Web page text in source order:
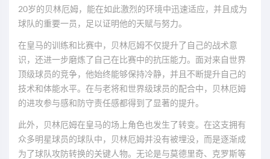
20岁的贝林厄姆，能在如此激烈的环境中迅速适应，并且成为
球队的重要一员，足以证明他的天赋与努力。
在皇马的训练和比赛中，贝林厄姆不仅提升了自己的战术意
识，还进一步磨炼了自己在比赛中的抗压能力。面对来自世界
顶级球员的竞争，他始终能够保持冷静，并且不断提升自己的
技术和体能水平。在与老将和世界级球员的配合中，贝林厄姆
的进攻参与感和防守责任感都得到了显著的提升。
此外，贝林厄姆在皇马的场上角色也发生了转变。在这支拥有
众多明星球员的球队中，贝林厄姆并没有被埋没，而是逐渐成
为了球队攻防转换的关键人物。无论是与莫德里奇、克罗斯等